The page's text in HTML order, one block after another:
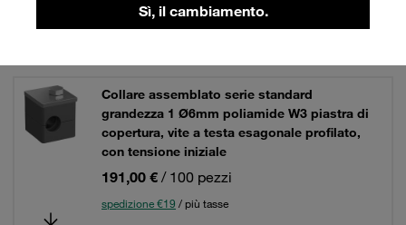
Sì, il cambiamento.
Griglia Elenco
Collare assemblato serie standard
grandezza 1 Ø6mm poliamide W3 piastra di
copertura, vite a testa esagonale profilato,
con tensione iniziale
191,00 € / 100 pezzi
spedizione €19 / più tasse